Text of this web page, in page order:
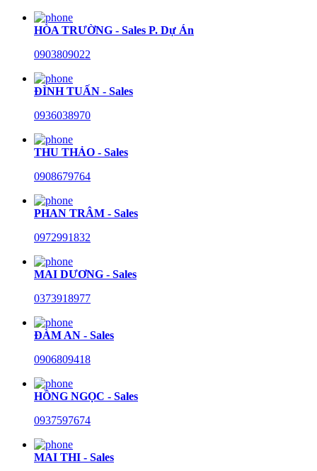
HÒA TRƯỜNG - Sales P. Dự Án
0903809022
ĐÌNH TUẤN - Sales
0936038970
THU THẢO - Sales
0908679764
PHAN TRÂM - Sales
0972991832
MAI DƯƠNG - Sales
0373918977
ĐÀM AN - Sales
0906809418
HỒNG NGỌC - Sales
0937597674
MAI THI - Sales